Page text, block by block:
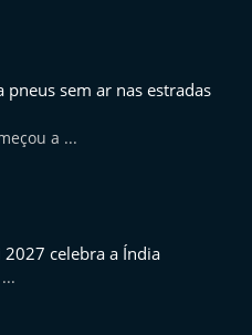
pneus sem ar nas estradas
a ...
celebra a Índia